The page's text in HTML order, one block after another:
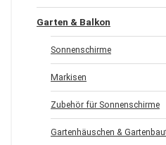
Garten & Balkon
Sonnenschirme
Markisen
Zubehör für Sonnenschirme
Gartenhäuschen &